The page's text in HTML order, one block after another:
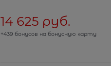
14 625 руб.
+439 бонусов на бонусную карту